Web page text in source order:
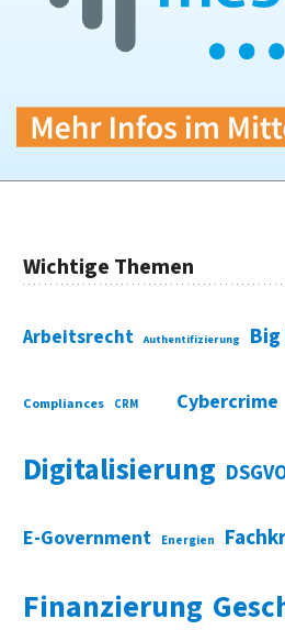
Wichtige Themen
Arbeitsrecht Authentifizierung
Compliances CRM Cybercrime
Digitalisierung
E-Government Energien
Finanzierung